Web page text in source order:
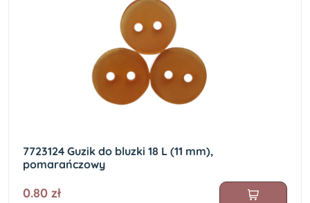
7723124 Guzik do bluzki 18 L (11 mm),
pomarańczowy
0.80 zł